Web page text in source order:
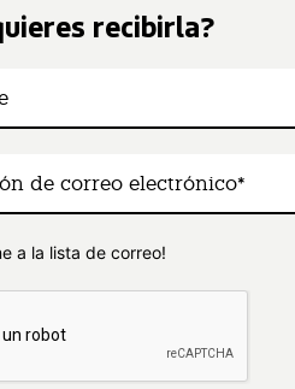
recibirla?
a la lista de correo!